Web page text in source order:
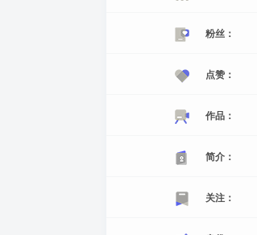
粉丝：
点赞：
作品：
简介：
关注：